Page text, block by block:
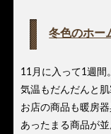
冬色のホー
11月に入って1週間
気温もだんだんと肌
お店の商品も暖房
あったまる商品が並